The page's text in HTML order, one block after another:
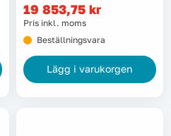
19 853,75 kr
Pris inkl. moms
Beställningsvara
Lägg i varukorgen